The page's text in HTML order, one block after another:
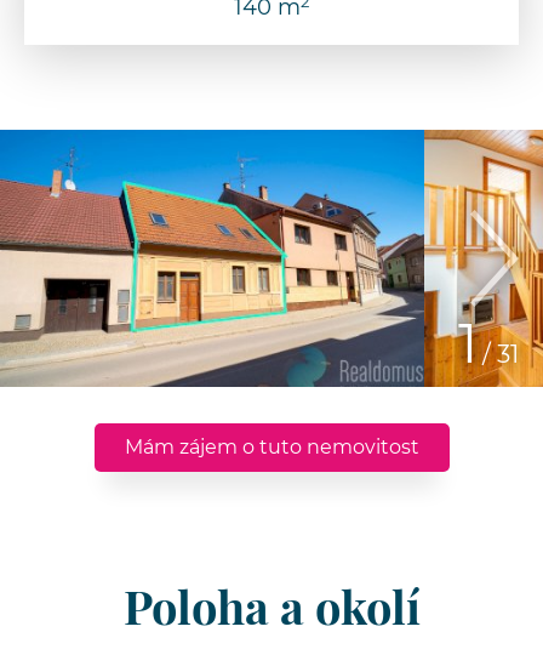
140 m
1 / 31
Mám zájem o tuto nemovitost
Poloha a okolí